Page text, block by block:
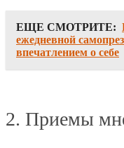
ЕЩЕ СМОТРИТЕ:
ежедневной
впечатлением о себе
2. Приемы